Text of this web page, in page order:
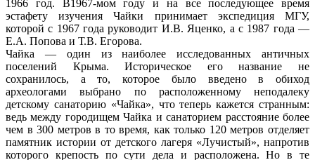
1966 год. В1967-мом году и на все последующее время
эстафету изучения Чайки принимает экспедиция МГУ,
которой с 1967 года руководит И.В. Яценко, а с 1987 года —
Е.А. Попова и Т.В. Егорова.
Чайка — один из наиболее исследованных античных
поселений Крыма. Историческое его название не
сохранилось, а то, которое было введено в обиход
археологами выбрано по расположенному неподалеку
детскому санаторию «Чайка», что теперь кажется странным:
ведь между городищем Чайка и санаторием расстояние более
чем в 300 метров в то время, как только 120 метров отделяет
памятник истории от детского лагеря «Лучистый», напротив
которого крепость по сути дела и расположена. Но в те